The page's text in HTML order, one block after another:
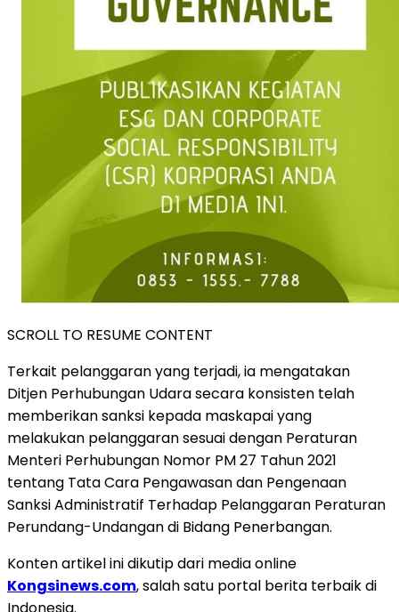
SCROLL TO RESUME CONTENT
Terkait pelanggaran yang terjadi, ia mengatakan
Ditjen Perhubungan Udara secara konsisten telah
memberikan sanksi kepada maskapai yang
melakukan pelanggaran sesuai dengan Peraturan
Menteri Perhubungan Nomor PM 27 Tahun 2021
tentang Tata Cara Pengawasan dan Pengenaan
Sanksi Administratif Terhadap Pelanggaran Peraturan
Perundang-Undangan di Bidang Penerbangan.
Konten artikel ini dikutip dari media online
Kongsinews.com, salah satu portal berita terbaik di
Indonesia.